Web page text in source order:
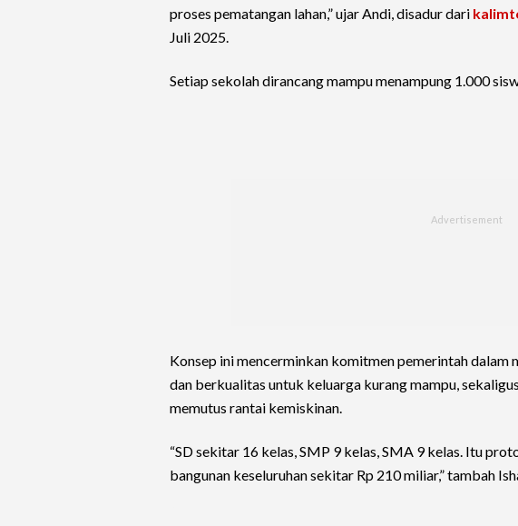
proses pematangan lahan,” ujar Andi, disadur dari
Juli 2025.
Setiap sekolah dirancang mampu menampung 1.000
Konsep ini mencerminkan komitmen pemerintah dalam
dan berkualitas untuk keluarga kurang mampu,
memutus rantai kemiskinan.
“SD sekitar 16 kelas, SMP 9 kelas, SMA 9 kelas. Itu
bangunan keseluruhan sekitar Rp 210 miliar,” tambah